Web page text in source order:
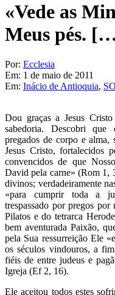
«Vede as
Meus pés.
Por: Ecclesia
Em: 1 de maio de 2011
Em: Inácio de Antioquia,
Dou graças a Jesus
sabedoria. Descobri que
pregados de corpo e alma,
Jesus Cristo, fortalecidos
convencidos de que
David pela carne» (Rom 1,
divinos; verdadeiramente
«para cumprir toda a
trespassado por pregos
Pilatos e do tetrarca
bem aventurada Paixão,
pela Sua ressurreição Ele
os séculos vindouros, a
fiéis de entre judeus e
Igreja (Ef 2, 16).
Ele aceitou todos estes